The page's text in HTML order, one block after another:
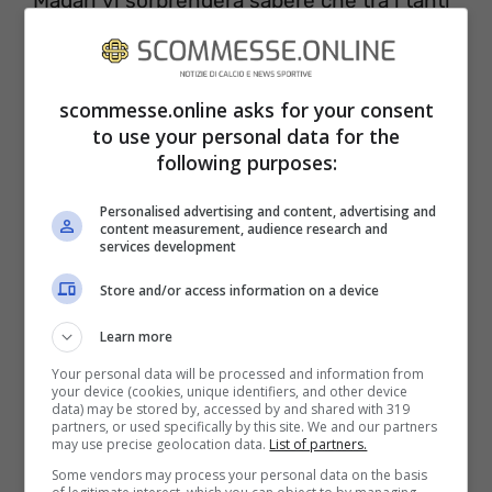
allenatori senza squadra ce ne sono alcuni
di assoluto livello internazionale. Tra questi
è impossibile non partire da Zinedine
Zidane, probabilmente il profilo che i tifosi
dal 2021, dopo i fasti alReal Madrid. Per lui,
però, si parla della
dopo la fine deiMondiali, ed è un fattore da
tenere in conto. Passiamo poi a un altro
fresco esonerato: ThomasTuchel. La sua
panchina è saltata dopo un inizio di
stagione poco esaltante e l’arrivo del ‘mago’
GrahamPotter. Sarebbe un profilo di certo
scommesse.online asks for your consent
to use your personal data for the
following purposes:
Personalised advertising and content, advertising and
content measurement, audience research and
services development
Store and/or access information on a device
Learn more
Your personal data will be processed and information from
your device (cookies, unique identifiers, and other device
data) may be stored by, accessed by and shared with 319
partners, or used specifically by this site. We and our partners
may use precise geolocation data. List of partners.
Some vendors may process your personal data on the basis